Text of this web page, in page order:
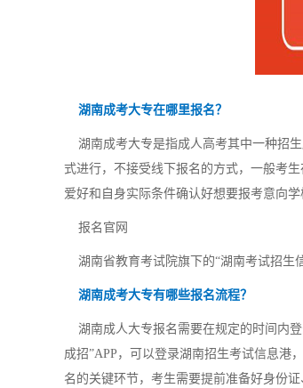
湖南成考大专在哪里报名？
湖南成考大专是指成人高考其中一种招
式进行，不接受线下报名的方式，一般考
爱好和自身实际条件确认好想要报考意向
报名官网
湖南省教育考试院旗下的“湖南考试招生
湖南成考大专有哪些报名流程？
湖南成人大专报名需要在规定的时间内登
成招”APP，可以登录湖南招生考试信息港
名的关键环节，考生需要提前准备好身份